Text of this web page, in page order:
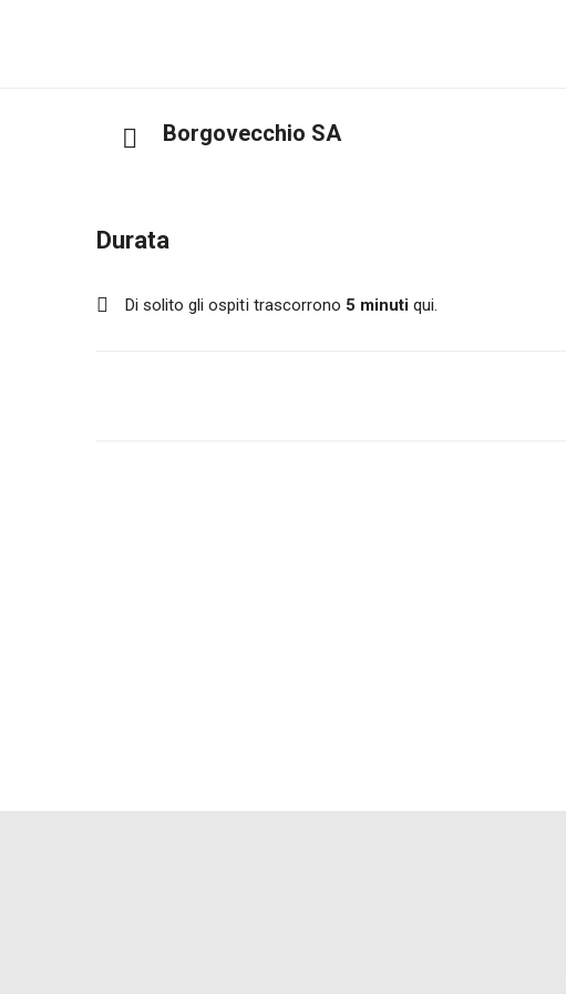
Borgovecchio SA
Durata
Di solito gli ospiti trascorrono 5 minuti qui.